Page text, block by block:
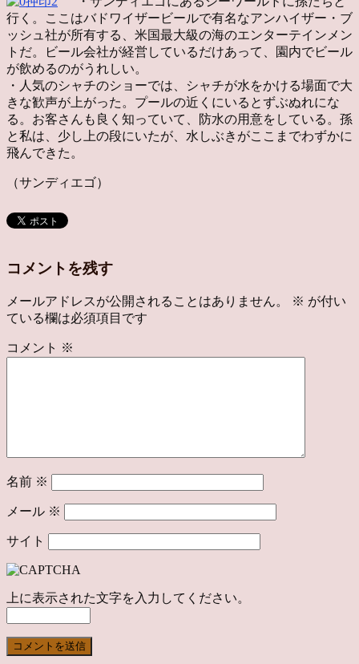
行く。ここはバドワイザービールで有名なアンハイザー・ブ
ッシュ社が所有する、米国最大級の海のエンターテインメン
トだ。ビール会社が経営しているだけあって、園内でビール
が飲めるのがうれしい。
・人気のシャチのショーでは、シャチが水をかける場面で大
きな歓声が上がった。プールの近くにいるとずぶぬれにな
る。お客さんも良く知っていて、防水の用意をしている。孫
と私は、少し上の段にいたが、水しぶきがここまでわずかに
飛んできた。
（サンディエゴ）
コメントを残す
メールアドレスが公開されることはありません。 ※ が付い
ている欄は必須項目です
コメント ※
名前 ※
メール ※
サイト
上に表示された文字を入力してください。